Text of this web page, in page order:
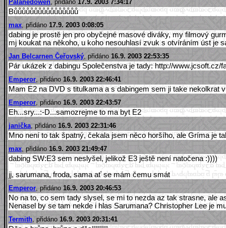
Palanedowen , přidáno 17.9. 2003 7:34:17
Bůůůůůůůůůůůůůůůů
max , přidáno 17.9. 2003 0:08:05
dabing je prostě jen pro obyčejné masové diváky, my filmový
mj koukat na někoho, u koho nesouhlasí zvuk s otvíráním úst je
Jan Belcarnen Čeřovský , přidáno 16.9. 2003 22:53:35
Pár ukázek z dabingu Společenstva je tady: http://www.jcsoft.cz/
Emperor , přidáno 16.9. 2003 22:46:41
Mam E2 na DVD s titulkama a s dabingem sem ji take nekolkrat
Emperor , přidáno 16.9. 2003 22:43:57
Eh...sry...:-D...samozrejme to ma byt E2
janička , přidáno 16.9. 2003 22:31:46
Mno není to tak špatný, čekala jsem něco horšího, ale Gríma je
max , přidáno 16.9. 2003 21:49:47
dabing SW:E3 sem neslyšel, jelikož E3 ještě není natočena :))))
jj, sarumana, froda, sama ať se mám čemu smát
Emperor , přidáno 16.9. 2003 20:46:53
No na to, co sem tady slysel, se mi to nezda az tak strasne, ale
Nenasel by se tam nekde i hlas Sarumana? Christopher Lee je
Termith , přidáno 16.9. 2003 20:31:41